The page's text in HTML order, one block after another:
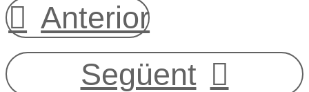
Anterior
Següent